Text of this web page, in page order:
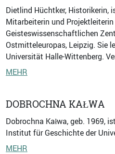
Dietlind Hüchtker, Historikerin,
Mitarbeiterin und
Geisteswissenschaftlichen
Ostmitteleuropas, Leipzig. Sie
Universität Halle-Wittenberg.
MEHR
DOBROCHNA KAŁWA
Dobrochna Kałwa, geb. 1969,
Institut für Geschichte der
MEHR